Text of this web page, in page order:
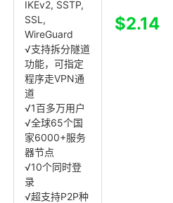
IKEv2, SSTP,
SSL,
WireGuard
√支持拆分隧道
功能，可指定
程序走VPN通
道
√1百多万用户
√全球65个国
家6000+服务
器节点
√10个同时登
录
√超支持P2P种
$2.14